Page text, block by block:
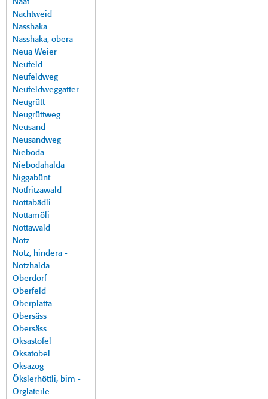
Naaf
Nachtweid
Nasshaka
Nasshaka, obera -
Neua Weier
Neufeld
Neufeldweg
Neufeldweggatter
Neugrütt
Neugrüttweg
Neusand
Neusandweg
Nieboda
Niebodahalda
Niggabünt
Notfritzawald
Nottabädli
Nottamöli
Nottawald
Notz
Notz, hindera -
Notzhalda
Oberdorf
Oberfeld
Oberplatta
Obersäss
Obersäss
Oksastofel
Oksatobel
Oksazog
Ökslerhöttli, bim -
Orglateile